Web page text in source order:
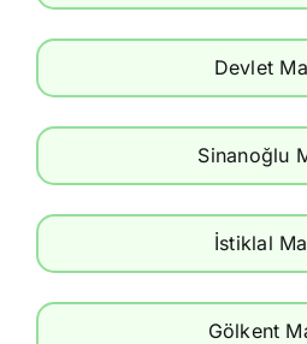
Devlet
Sinanoğlu
İstiklal
Gölkent